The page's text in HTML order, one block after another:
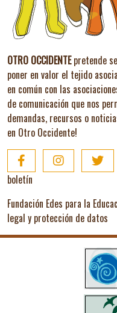
OTRO OCCIDENTEpretende
poner en valor el tejido
en común con las
de comunicación que nos
demandas, recursos o
en Otro Occidente!
boletín
Fundación Edes para la
legal y protección de datos